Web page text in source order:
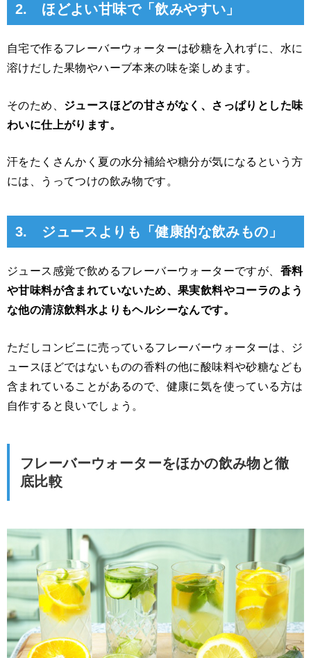
2. ほどよい甘味で「飲みやすい」
自宅で作るフレーバーウォーターは砂糖を入れずに、水に
溶けだした果物やハーブ本来の味を楽しめます。
そのため、 ジュースほどの甘さがなく、さっぱりとした味
わいに仕上がります。
汗をたくさんかく夏の水分補給や糖分が気になるという方
には、うってつけの飲み物です。
3. ジュースよりも「健康的な飲みもの」
ジュース感覚で飲めるフレーバーウォーターですが、 香料
や甘味料が含まれていないため、果実飲料やコーラのよう
な他の清涼飲料水よりもヘルシーなんです。
ただしコンビニに売っているフレーバーウォーターは、ジ
ュースほどではないものの香料の他に酸味料や砂糖なども
含まれていることがあるので、健康に気を使っている方は
自作すると良いでしょう。
フレーバーウォーターをほかの飲み物と徹
底比較